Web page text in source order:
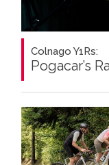
Colnago Y1Rs:
Pogacar’s